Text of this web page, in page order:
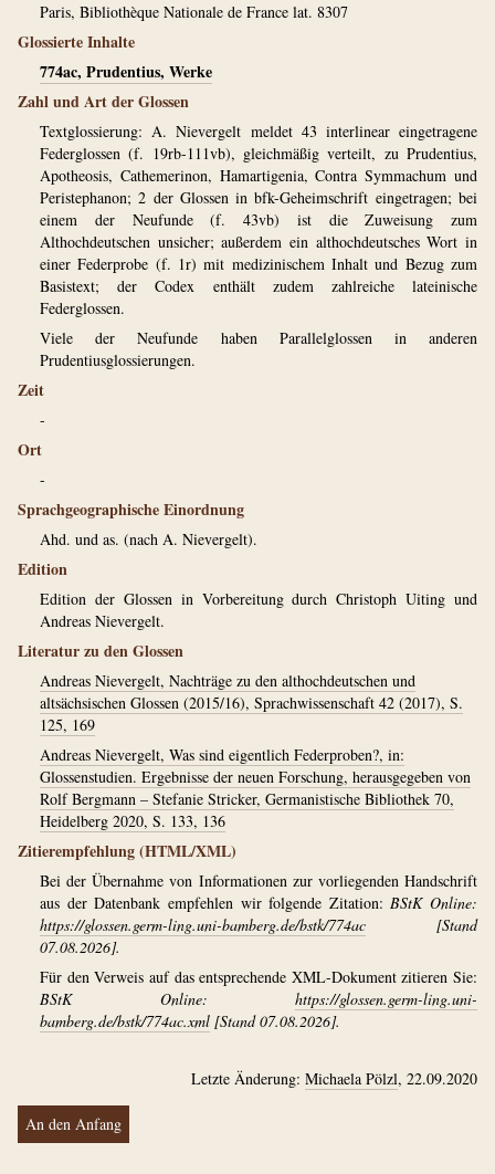
Paris, Bibliothèque Nationale de France lat. 8307
Glossierte Inhalte
774ac, Prudentius, Werke
Zahl und Art der Glossen
Textglossierung: A. Nievergelt meldet 43 interlinear eingetragene
Federglossen (f. 19rb-111vb), gleichmäßig verteilt, zu Prudentius,
Apotheosis, Cathemerinon, Hamartigenia, Contra Symmachum und
Peristephanon; 2 der Glossen in bfk-Geheimschrift eingetragen; bei
einem der Neufunde (f. 43vb) ist die Zuweisung zum
Althochdeutschen unsicher; außerdem ein althochdeutsches Wort in
einer Federprobe (f. 1r) mit medizinischem Inhalt und Bezug zum
Basistext; der Codex enthält zudem zahlreiche lateinische
Federglossen.
Viele der Neufunde haben Parallelglossen in anderen
Prudentiusglossierungen.
Zeit
-
Ort
-
Sprachgeographische Einordnung
Ahd. und as. (nach A. Nievergelt).
Edition
Edition der Glossen in Vorbereitung durch Christoph Uiting und
Andreas Nievergelt.
Literatur zu den Glossen
Andreas Nievergelt, Nachträge zu den althochdeutschen und
altsächsischen Glossen (2015/16), Sprachwissenschaft 42 (2017), S.
125, 169
Andreas Nievergelt, Was sind eigentlich Federproben?, in:
Glossenstudien. Ergebnisse der neuen Forschung, herausgegeben von
Rolf Bergmann – Stefanie Stricker, Germanistische Bibliothek 70,
Heidelberg 2020, S. 133, 136
Zitierempfehlung (HTML/XML)
Bei der Übernahme von Informationen zur vorliegenden Handschrift
aus der Datenbank empfehlen wir folgende Zitation:BStK Online:
https://glossen.germ-ling.uni-bamberg.de/bstk/774ac [Stand
07.08.2026].
Für den Verweis auf das entsprechende XML-Dokument zitieren Sie:
BStK Online: https://glossen.germ-ling.uni-
bamberg.de/bstk/774ac.xml [Stand 07.08.2026].
Letzte Änderung: Michaela Pölzl, 22.09.2020
An den Anfang